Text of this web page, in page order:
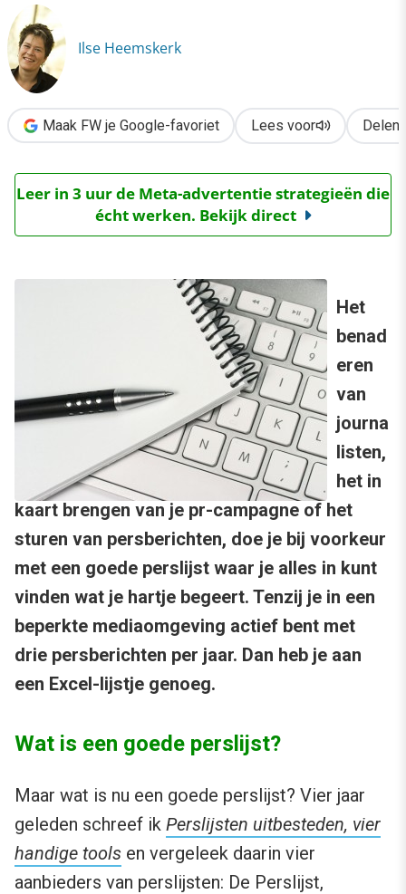
Ilse Heemskerk
Maak FW je Google-favoriet Lees voor Delen
Leer in 3 uur de Meta-advertentie strategieën die
écht werken. Bekijk direct
Het
benad
eren
van
journa
listen,
het in
kaart brengen van je pr-campagne of het
sturen van persberichten, doe je bij voorkeur
met een goede perslijst waar je alles in kunt
vinden wat je hartje begeert. Tenzij je in een
beperkte mediaomgeving actief bent met
drie persberichten per jaar. Dan heb je aan
een Excel-lijstje genoeg.
Wat is een goede perslijst?
Maar wat is nu een goede perslijst? Vier jaar
geleden schreef ik Perslijsten uitbesteden, vier
handige tools en vergeleek daarin vier
aanbieders van perslijsten: De Perslijst,